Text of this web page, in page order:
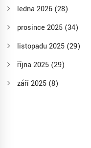
ledna 2026 (28)
prosince 2025 (34)
listopadu 2025 (29)
října 2025 (29)
září 2025 (8)